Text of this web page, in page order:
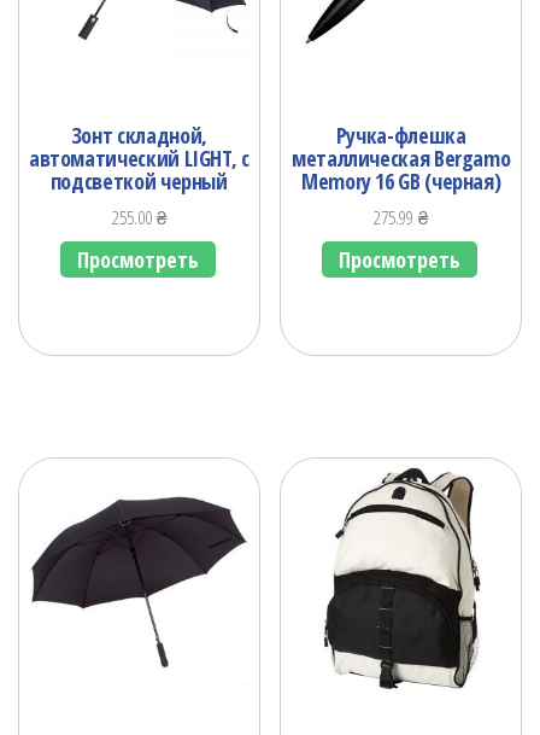
Зонт складной,
автоматический LIGHT, с
подсветкой черный
255.00₴
Просмотреть
Ручка-флешка
металлическая Bergamo
Memory 16 GB (черная)
275.99₴
Просмотреть